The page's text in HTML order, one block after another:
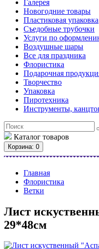
Галерея
Новогодние товары
Пластиковая упаковка
Съедобные трубочки
Услуги по
Воздушные шары
Все для праздника
Флористика
Подарочная
Творчество
Упаковка
Пиротехника
Инструменты,
Каталог товаров
Корзина: 0
Главная
Флористика
Ветки
Лист
29*48см